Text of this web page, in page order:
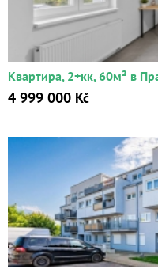
Квартира, 2+кк, 60м² в
4 999 000 Kč